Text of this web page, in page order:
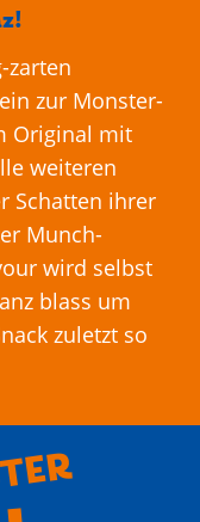
zarten
zur Monster-
Original mit
weiteren
Schatten ihrer
Munch-
wird selbst
blass um
zuletzt so